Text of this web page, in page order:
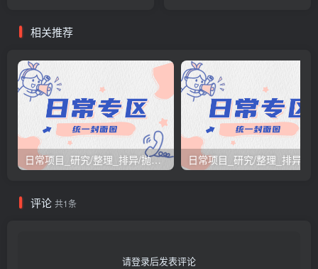
相关推荐
日常项目_研究/整理_排异/抛弃汇总[26.3.15-3.21整理]
评论 共1条
请登录后发表评论